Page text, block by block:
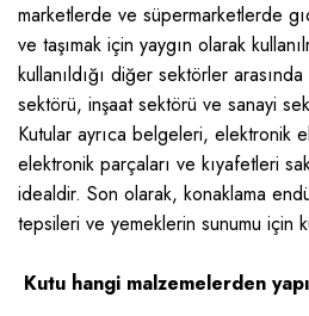
marketlerde ve süpermarketlerde
ve taşımak için yaygın olarak
kullanıldığı diğer sektörler
sektörü, inşaat sektörü ve sanayi
Kutular ayrıca belgeleri, elektronik
elektronik parçaları ve kıyafetleri
idealdir. Son olarak, konaklama
tepsileri ve yemeklerin sunumu için
Kutu hangi malzemelerden